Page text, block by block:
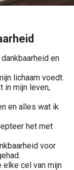
en
lichaam voedt.
in mijn leven,
en alles wat ik
het met
voor
elke cel van mijn